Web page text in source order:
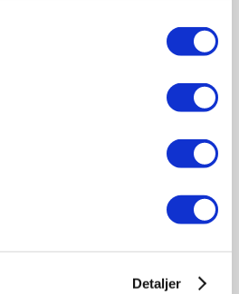
Detaljer
Oslo Airport, Hans